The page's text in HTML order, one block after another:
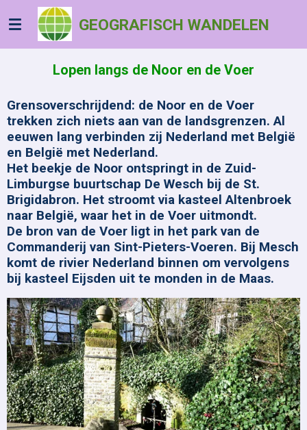
direct
naar
hoofdinhoud
GEOGRAFISCH WANDELEN
Lopen langs de Noor en de Voer
Grensoverschrijdend: de Noor en de Voer
trekken zich niets aan van de landsgrenzen. Al
eeuwen lang verbinden zij Nederland met België
en België met Nederland.
Het beekje de Noor ontspringt in de Zuid-
Limburgse buurtschap De Wesch bij de St.
Brigidabron. Het stroomt via kasteel Altenbroek
naar België, waar het in de Voer uitmondt.
De bron van de Voer ligt in het park van de
Commanderij van Sint-Pieters-Voeren. Bij Mesch
komt de rivier Nederland binnen om vervolgens
bij kasteel Eijsden uit te monden in de Maas.